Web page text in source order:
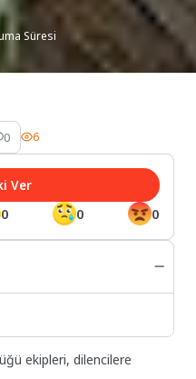
Süresi
0 6
0 0 0
Ver
ekipleri, dilencilere